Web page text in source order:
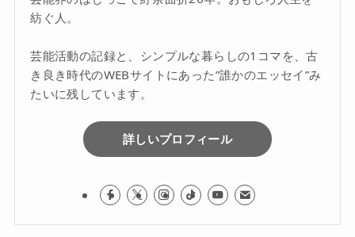
紡ぐ人。
芸能活動の記録と、シンプルな暮らしの1コマを、古
き良き時代のWEBサイトにあった”誰かのエッセイ”み
たいに残しています。
詳しいプロフィール